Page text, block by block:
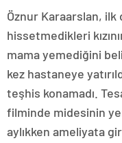
Öznur Karaarslan,
hissetmedikleri
mama yemediğini
kez hastaneye
teşhis konamadı.
filminde midesinin
aylıkken ameliyata